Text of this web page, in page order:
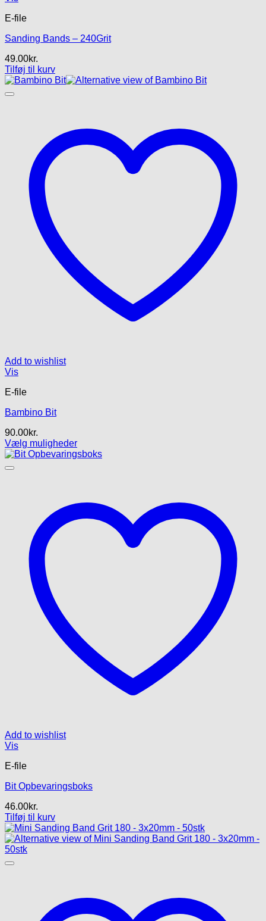
E-file
Sanding Bands – 240Grit
49.00kr.
Tilføj til kurv
Add to wishlist
Vis
E-file
Bambino Bit
90.00kr.
Vælg muligheder
Dette
vare
Mulighederne
varesiden
Add to wishlist
Vis
E-file
Bit Opbevaringsboks
46.00kr.
Tilføj til kurv